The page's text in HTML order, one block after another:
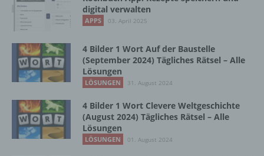
digital verwalten
APPS 03. April 2025
4 Bilder 1 Wort Auf der Baustelle
(September 2024) Tägliches Rätsel – Alle
Lösungen
LÖSUNGEN 31. August 2024
4 Bilder 1 Wort Clevere Weltgeschichte
(August 2024) Tägliches Rätsel – Alle
Lösungen
LÖSUNGEN 01. August 2024
b) betroffene Person
identifizierbare natürliche Person, deren
personenbezogene Daten von dem für die
Verarbeitung Verantwortlichen verarbeitet
werden.
c) Verarbeitung